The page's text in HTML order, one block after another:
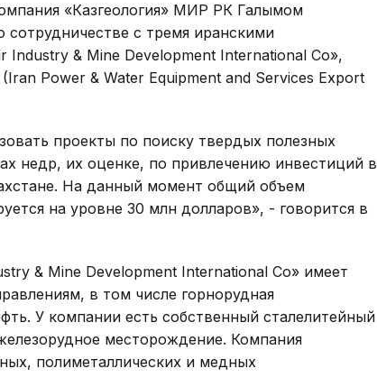
«Казгеология» МИР РК Галымом
с тремя иранскими
& Mine Development International Co»,
Power & Water Equipment and Services Export
проекты по поиску твердых полезных
недр, их оценке, по привлечению инвестиций в
На данный момент общий объем
на уровне 30 млн долларов», - говорится в
& Mine Development International Co» имеет
в том числе горнорудная
У компании есть собственный сталелитейный
месторождение. Компания
полиметаллических и медных